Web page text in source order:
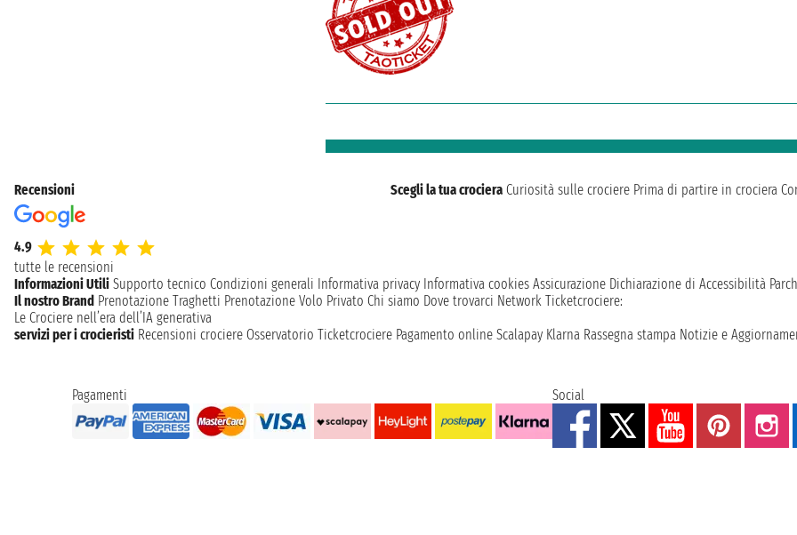
Recensioni
4.9
tutte le recensioni
Scegli la tua crociera Curiosità sulle crociere Prima di partire in crociera
Informazioni Utili Supporto tecnico Condizioni generali Informativa privacy Informativa cookies Assicurazione Dichiarazione di Accessibilità
Il nostro Brand Prenotazione Traghetti Prenotazione Volo Privato Chi siamo Dove trovarci Network Ticketcrociere:
Le Crociere nell’era dell’IA generativa
servizi per i crocieristi Recensioni crociere Osservatorio Ticketcrociere Pagamento online Scalapay Klarna Rassegna stampa Notizie e
Pagamenti Social